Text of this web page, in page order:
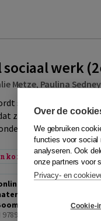
werk
Metze, Paulina Sedney
steeds vaker
ze de regie in eigen
De Wet
boek +
(2 jaar
Student)
|
43,95
Over de
We gebruiken
functies voor social
analyseren. Ook
onze partners voor
Privacy- en
Cookie-